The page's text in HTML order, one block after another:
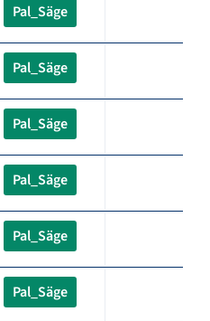
Pal_Säge
Pal_Säge
Pal_Säge
Pal_Säge
Pal_Säge
Pal_Säge